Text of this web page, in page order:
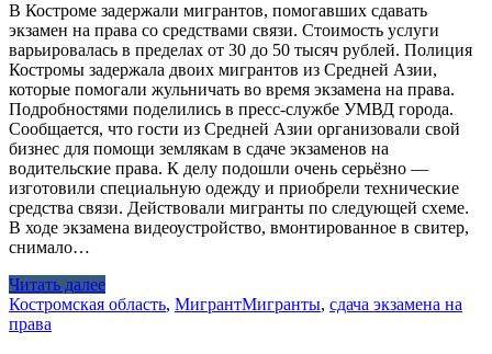
В Костроме задержали мигрантов, помогавших сдавать
экзамен на права со средствами связи. Стоимость услуги
варьировалась в пределах от 30 до 50 тысяч рублей. Полиция
Костромы задержала двоих мигрантов из Средней Азии,
которые помогали жульничать во время экзамена на права.
Подробностями поделились в пресс-службе УМВД города.
Сообщается, что гости из Средней Азии организовали свой
бизнес для помощи землякам в сдаче экзаменов на
водительские права. К делу подошли очень серьёзно —
изготовили специальную одежду и приобрели технические
средства связи. Действовали мигранты по следующей схеме.
В ходе экзамена видеоустройство, вмонтированное в свитер,
снимало…
Читать далее
Костромская область, МигрантМигранты, сдача экзамена на
права